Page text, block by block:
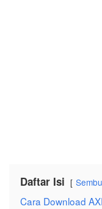
Daftar Isi
Cara Download